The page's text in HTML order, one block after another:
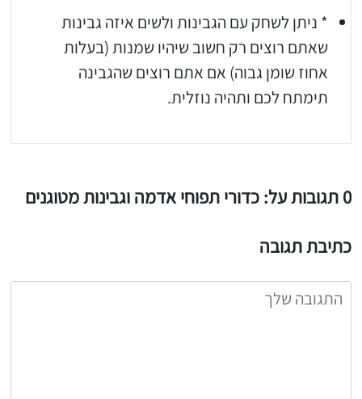
* ניתן לשחק עם הגבינות ולשים איזה גבינות
שאתם רוצים רק חשוב שיהיו שמנות (בעלות
אחוז שומן גבוה) אם אתם רוצים שהגבינה
תימתח לכם ותהיה נוזלית.
0 תגובות על: כדורי תפוחי אדמה וגבינות מטוגנים
כתיבת תגובה